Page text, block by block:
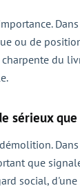
ou de
du
sérieux
que
social,